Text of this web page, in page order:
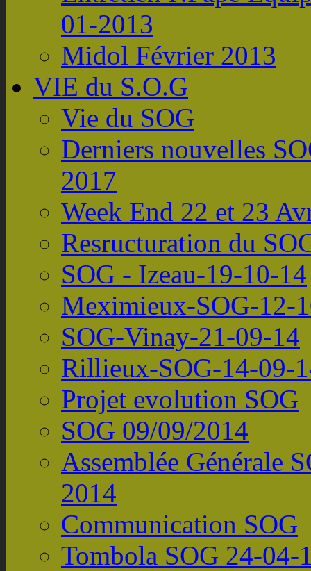
01-2013
Midol Février 2013
VIE du S.O.G
Vie du SOG
Derniers nouvelles
2017
Week End 22 et 23
Resructuration du
SOG - Izeau-19-10-14
Meximieux-SOG-12-
SOG-Vinay-21-09-14
Rillieux-SOG-14-09-
Projet evolution SOG
SOG 09/09/2014
Assemblée Générale
2014
Communication SOG
Tombola SOG 24-04-